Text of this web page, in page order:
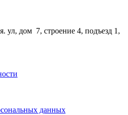
ул, дом 7, строение 4, подъезд 1,
данных